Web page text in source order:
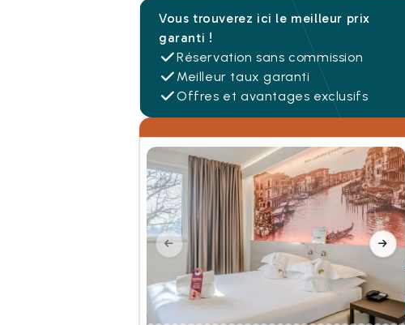
Vous trouverez ici le meilleur prix
garanti !
Réservation sans commission
Meilleur taux garanti
Offres et avantages exclusifs